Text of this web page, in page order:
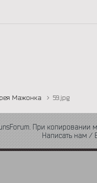
Мажонка 59.jpg
При копировании
Написать нам /